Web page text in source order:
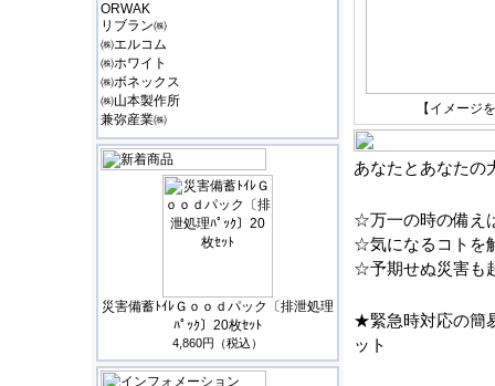
ORWAK
リブラン㈱
㈱エルコム
㈱ホワイト
㈱ボネックス
㈱山本製作所
兼弥産業㈱
災害備蓄ﾄｲﾚＧｏｏｄパック〔排泄処理
ﾊﾟｯｸ〕20枚ｾｯﾄ
4,860円（税込）
【イメージ
あなたとあなたの
☆万一の時の備え
☆気になるコトを
☆予期せぬ災害も
★緊急時対応の
ット